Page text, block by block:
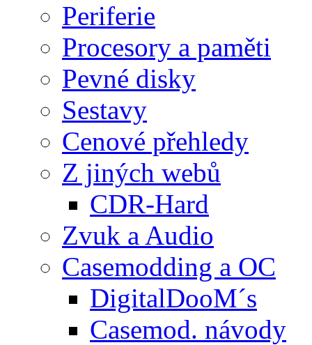
Periferie
Procesory a paměti
Pevné disky
Sestavy
Cenové přehledy
Z jiných webů
CDR-Hard
Zvuk a Audio
Casemodding a OC
DigitalDooM´s
Casemod. návody